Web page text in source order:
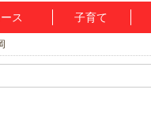
ス 子育て